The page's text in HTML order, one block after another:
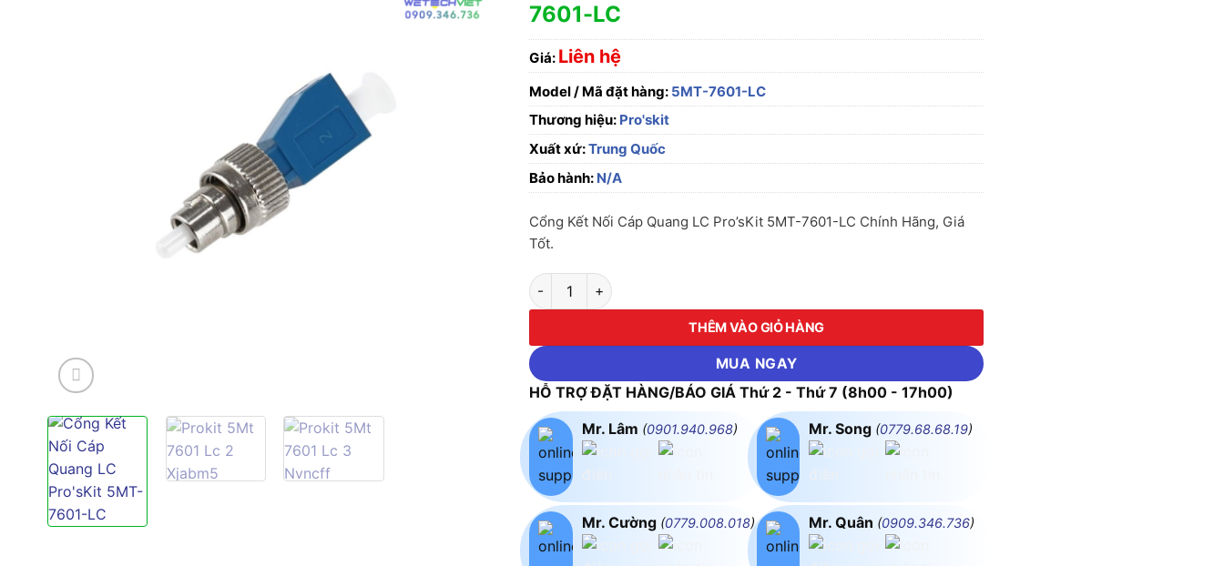
7601-LC
Giá: Liên hệ
Model / Mã đặt hàng: 5MT-7601-LC
Thương hiệu: Pro'skit
Xuất xứ:Trung Quốc
Bảo hành: N/A
Cổng Kết Nối Cáp Quang LC Pro’sKit 5MT-7601-LC Chính Hãng, Giá
Tốt.
Cổng Kết Nối Cáp Quang LC Pro'sKit 5MT-7601-LC số lượng
THÊM VÀO GIỎ HÀNG
MUA NGAY
HỖ TRỢ ĐẶT HÀNG/BÁO GIÁ Thứ 2 - Thứ 7 (8h00 - 17h00)
Mr. Lâm (0901.940.968)
Mr. Cường (0779.008.018)
Mr. Song (0779.68.68.19)
Mr. Quân (0909.346.736)